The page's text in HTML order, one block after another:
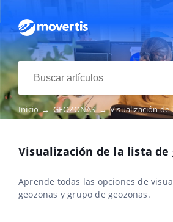
Inicio→ GEOZONAS → Visualización de
Visualización de la lista de
Aprende todas las opciones de
geozonas y grupo de geozonas.